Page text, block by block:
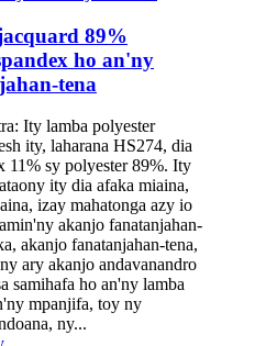
89%
ho an'ny
tena
Ity lamba polyester
ity, laharana HS274, dia
11% sy polyester 89%. Ity
ity dia afaka miaina,
izay mahatonga azy io
akanjo fanatanjahan-
akanjo fanatanjahan-tena,
ary akanjo andavanandro
samihafa ho an'ny lamba
mpanjifa, toy ny
ny...